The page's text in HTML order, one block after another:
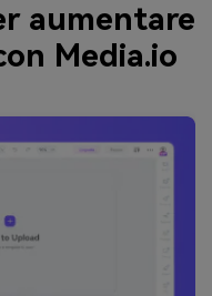
aumentare
Media.io